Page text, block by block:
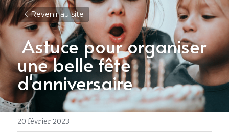
Revenir au site
Astuce pour organiser
une belle fête
d'anniversaire
20 février 2023